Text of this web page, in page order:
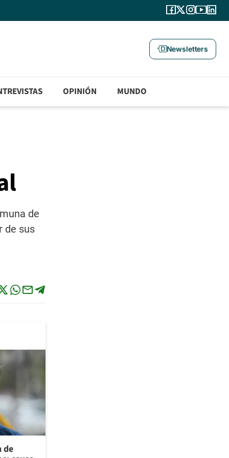
Newsletters
OPINIÓN MUNDO
de
de sus
de